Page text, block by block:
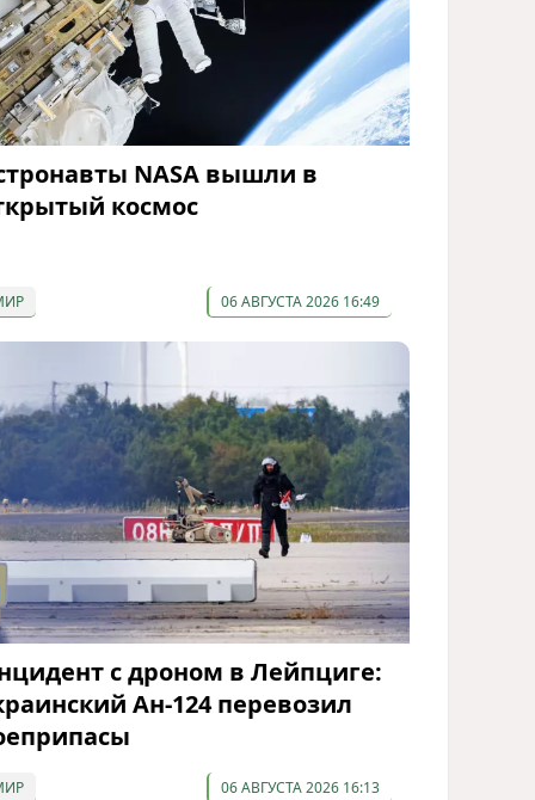
NASA вышли в
космос
06 АВГУСТА 2026 16:49
с дроном в Лейпциге:
Ан-124 перевозил
06 АВГУСТА 2026 16:13